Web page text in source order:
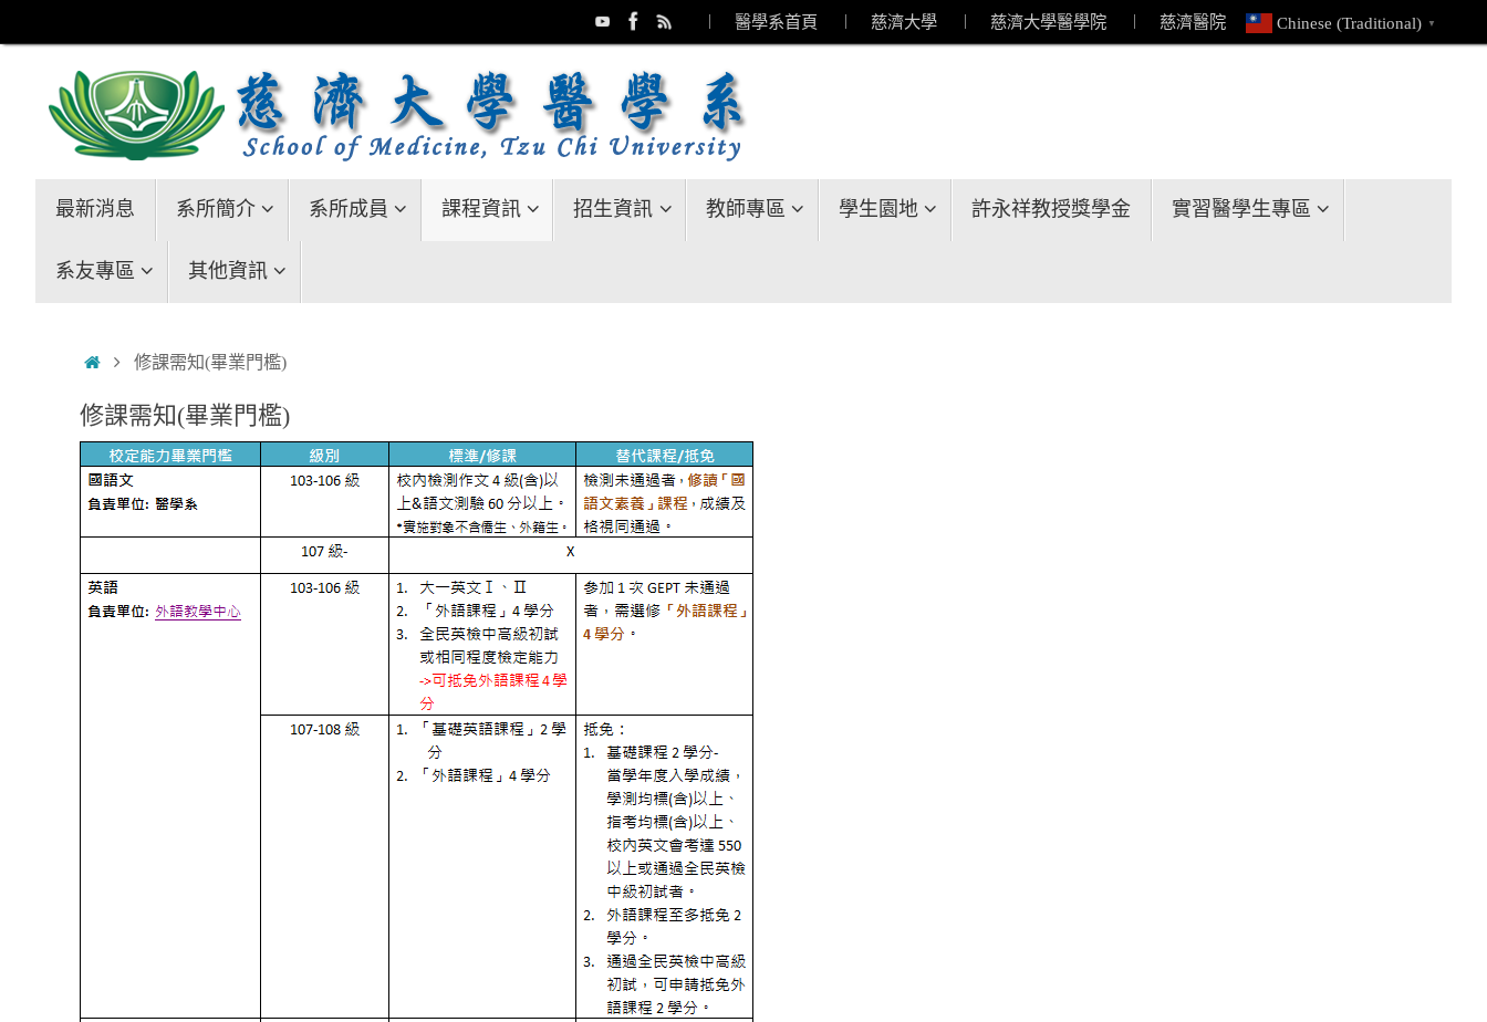
to
︱ 醫學系首頁 ︱ 慈濟大學 ︱ 慈濟大學醫學院 ︱ 慈濟醫院 Chinese (Traditional) ▼
最新消息 系所簡介 系所成員 課程資訊 招生資訊 教師專區 學生園地 許永祥教授獎學金 實習醫學生專區
系友專區 其他資訊
Home修課需知(畢業門檻)
修課需知(畢業門檻)